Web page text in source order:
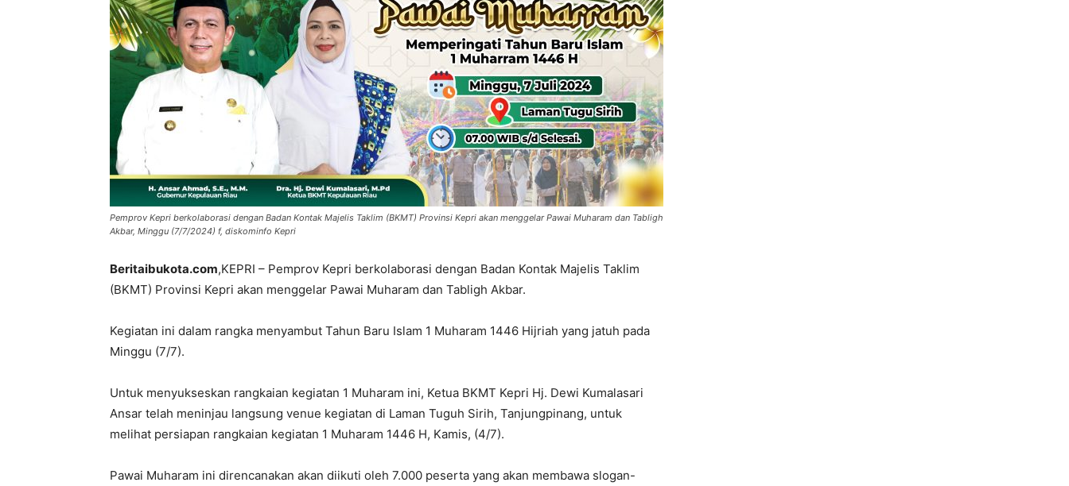
Pemprov Kepri berkolaborasi dengan Badan Kontak Majelis Taklim (BKMT) Provinsi Kepri akan menggelar Pawai Muharam dan Tabligh
Akbar, Minggu (7/7/2024) f, diskominfo Kepri
Beritaibukota.com,KEPRI – Pemprov Kepri berkolaborasi dengan Badan Kontak Majelis Taklim
(BKMT) Provinsi Kepri akan menggelar Pawai Muharam dan Tabligh Akbar.
Kegiatan ini dalam rangka menyambut Tahun Baru Islam 1 Muharam 1446 Hijriah yang jatuh pada
Minggu (7/7).
Untuk menyukseskan rangkaian kegiatan 1 Muharam ini, Ketua BKMT Kepri Hj. Dewi Kumalasari
Ansar telah meninjau langsung venue kegiatan di Laman Tuguh Sirih, Tanjungpinang, untuk
melihat persiapan rangkaian kegiatan 1 Muharam 1446 H, Kamis, (4/7).
Pawai Muharam ini direncanakan akan diikuti oleh 7.000 peserta yang akan membawa slogan-